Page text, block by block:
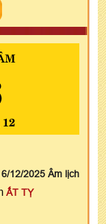
12/2025 Âm lịch
ẤT TỴ